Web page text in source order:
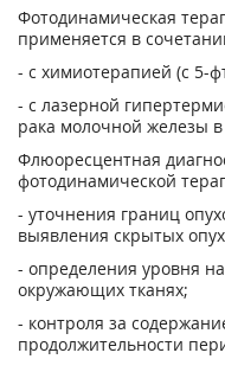
Фотодинамическая
применяется в
- с химиотерапией (с 5-
- с лазерной
рака молочной железы в
Флюоресцентная
фотодинамической
- уточнения границ
выявления скрытых
- определения уровня
окружающих тканях;
- контроля за
продолжительности